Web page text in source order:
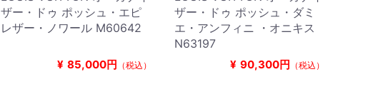
ザー・ドゥ ポッシュ・エピ
レザー・ノワール M60642
¥ 85,000円 （税込）
ザー・ドゥ ポッシュ・ダミ
エ・アンフィニ ・オニキス
N63197
¥ 90,300円 （税込）